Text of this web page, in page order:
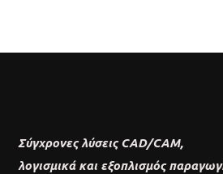
Σύγχρονες λύσεις CAD/CAM,
λογισμικά και εξοπλισμός